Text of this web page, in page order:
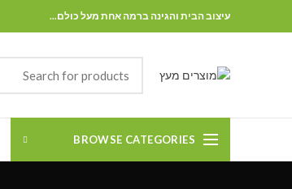
עיצוב הבית והגינה ברמה אחת מעל כולם...
BROWSE CATEGORIES